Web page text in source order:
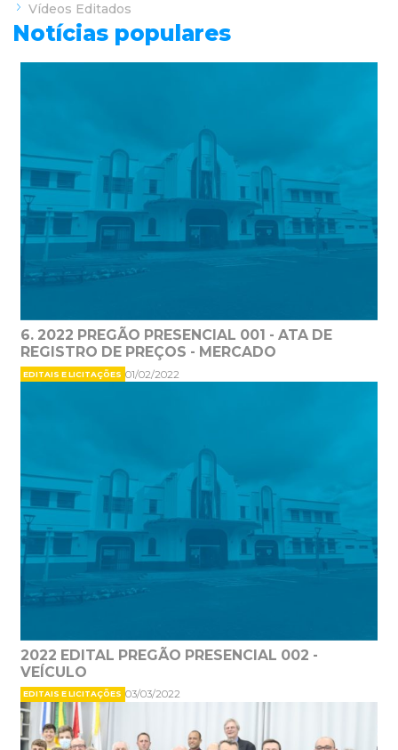
Vídeos Editados
Notícias populares
6. 2022 PREGÃO PRESENCIAL 001 - ATA DE
REGISTRO DE PREÇOS - MERCADO
EDITAIS E LICITAÇÕES 01/02/2022
2022 EDITAL PREGÃO PRESENCIAL 002 -
VEÍCULO
EDITAIS E LICITAÇÕES 03/03/2022